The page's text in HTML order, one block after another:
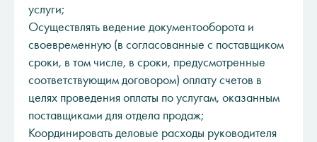
услуги;
Осуществлять ведение документооборота и
своевременную (в согласованные с поставщиком
сроки, в том числе, в сроки, предусмотренные
соответствующим договором) оплату счетов в
целях проведения оплаты по услугам, оказанным
поставщиками для отдела продаж;
Координировать деловые расходы руководителя